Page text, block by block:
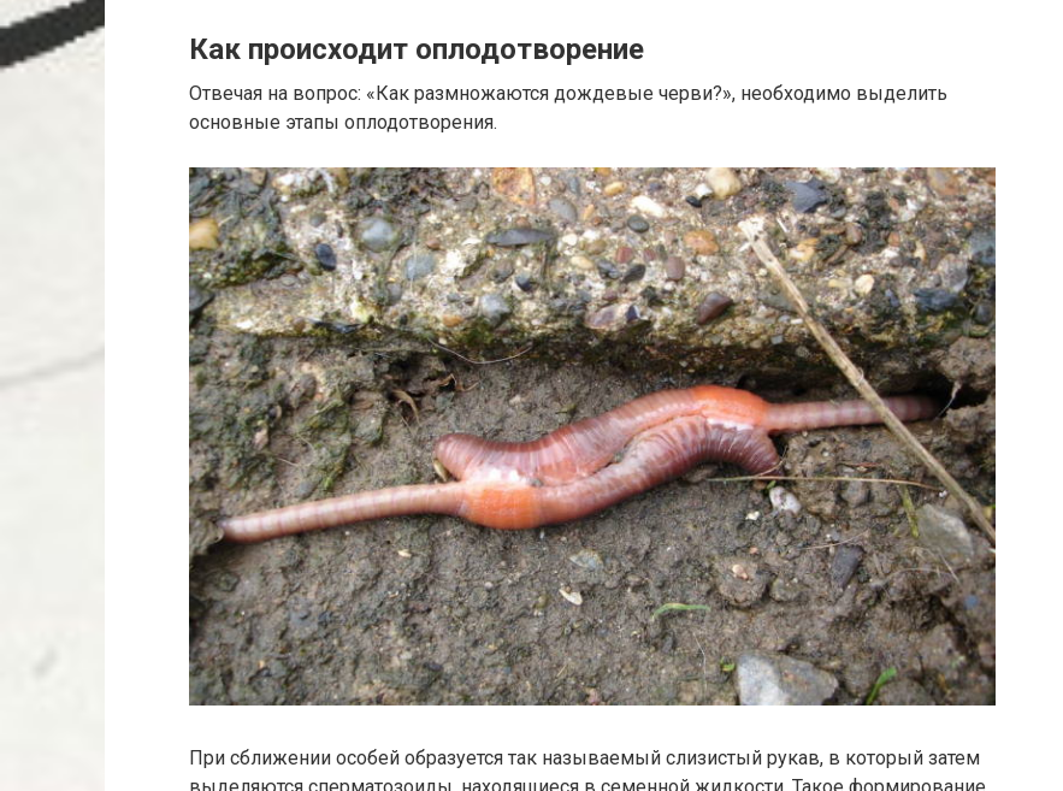
Как происходит оплодотворение
Отвечая на вопрос: «Как размножаются дождевые черви?», необходимо выделить
основные этапы оплодотворения.
При сближении особей образуется так называемый слизистый рукав, в который затем